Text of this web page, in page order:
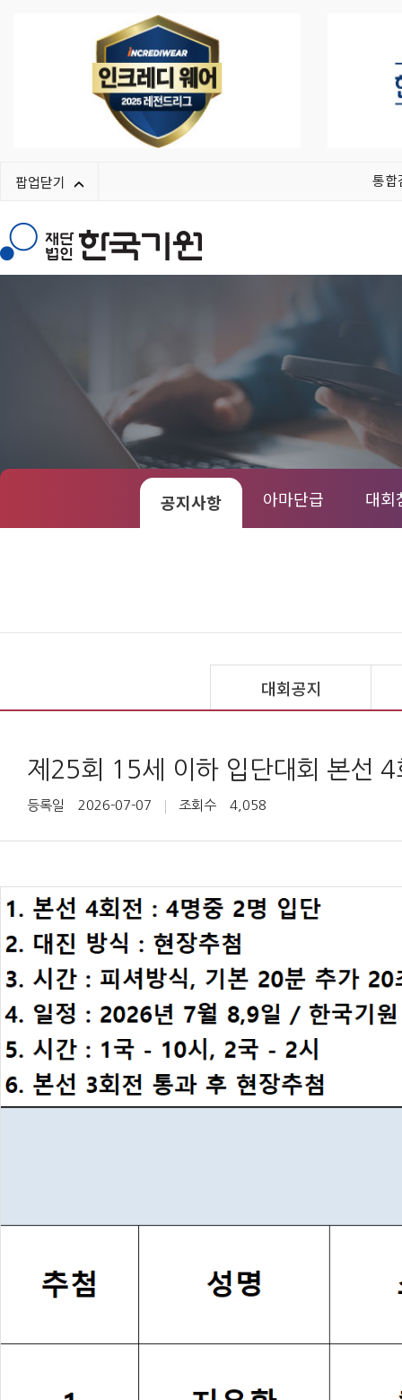
팝업닫기 통합
공지사항 아마단급 대회
대회공지
제25회 15세 이하 입단대회 본선
등록일 2026-07-07 조회수 4,058